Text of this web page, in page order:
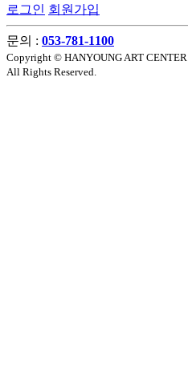
로그인 회원가입
문의 : 053-781-1100
Copyright © HANYOUNG ART CENTER
All Rights Reserved.